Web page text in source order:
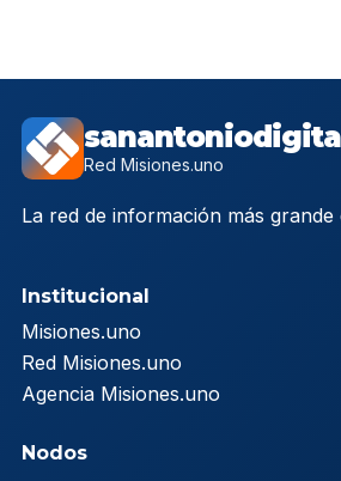
Red Misiones.uno
La red de información más grande
Institucional
Misiones.uno
Red Misiones.uno
Agencia Misiones.uno
Nodos